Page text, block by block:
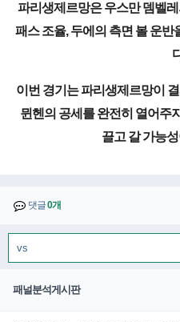
파리생제르망은 우스만 뎀벨
패스 조율, 두에의 측면 볼 운반
이번 경기는 파리생제르망이
뮌헨의 공세를 완전히 열어주
끌고 갈 가능
댓글0개
패널분석게시판